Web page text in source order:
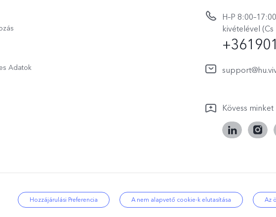
Adatok
H–P
kivételével (Cs
Kövess minket
Adatvédelmi szabályzat | Cookie szabályozás | Adatvédelmi támogatás |
Hungary
Hozzájárulási Preferencia A nem alapvető cookie-k elutasítása Az